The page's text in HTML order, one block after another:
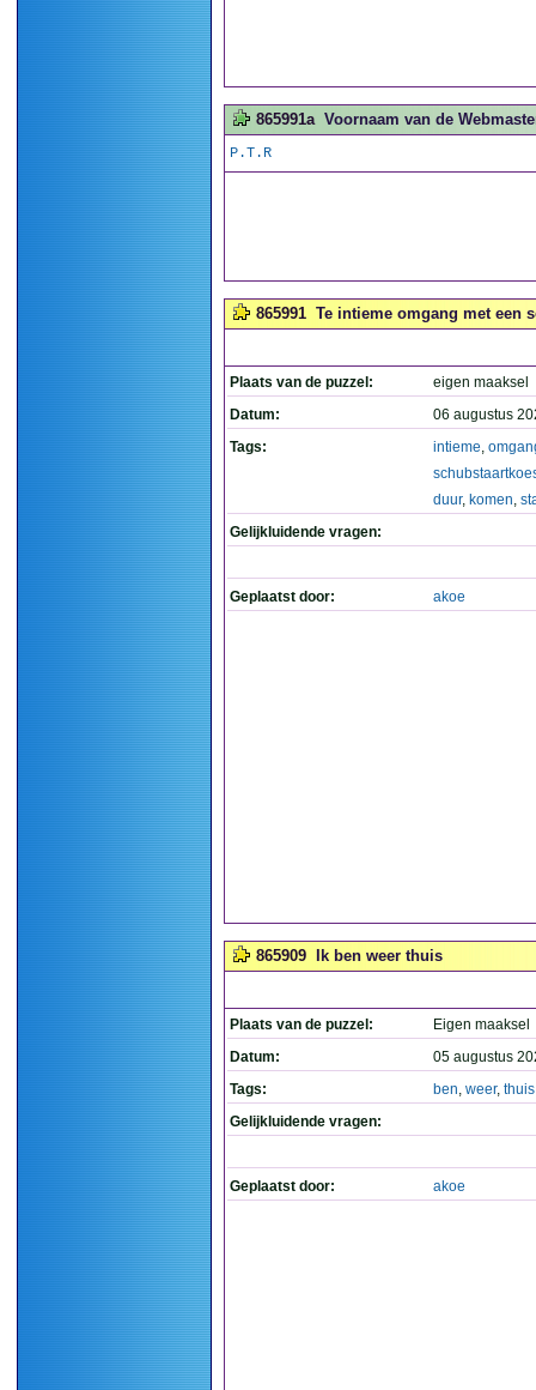
865991a Voornaam van de
P.T.R
865991 Te intieme omgang met een
Plaats van de puzzel:
eigen maaksel
Datum:
06 augustus
Tags:
intieme,
duur, komen,
Gelijkluidende vragen:
Geplaatst door: akoe
865909 Ik ben weer thuis
Plaats van de puzzel:
Eigen maaksel
Datum:
05 augustus
Tags:
ben, weer, thuis
Gelijkluidende vragen:
Geplaatst door: akoe